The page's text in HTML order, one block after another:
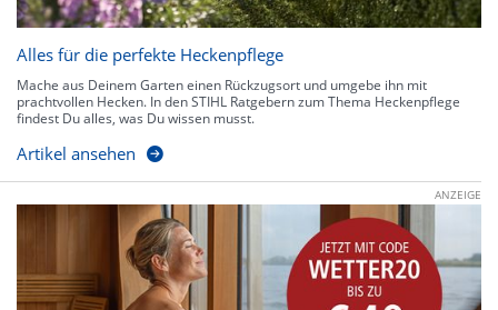
Alles für die perfekte Heckenpflege
Mache aus Deinem Garten einen Rückzugsort und umgebe ihn mit
prachtvollen Hecken. In den STIHL Ratgebern zum Thema Heckenpflege
findest Du alles, was Du wissen musst.
Artikel ansehen
ANZEIGE